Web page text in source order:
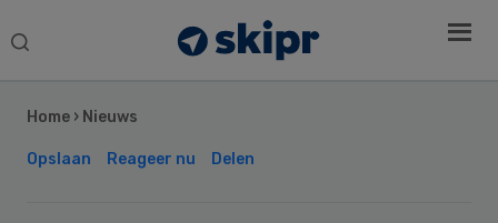
Search
Home › Nieuws
Opslaan Reageer nu Delen
Sidebar